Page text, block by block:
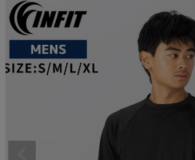
ログイン 会員登録
ようこそ ゲスト 様